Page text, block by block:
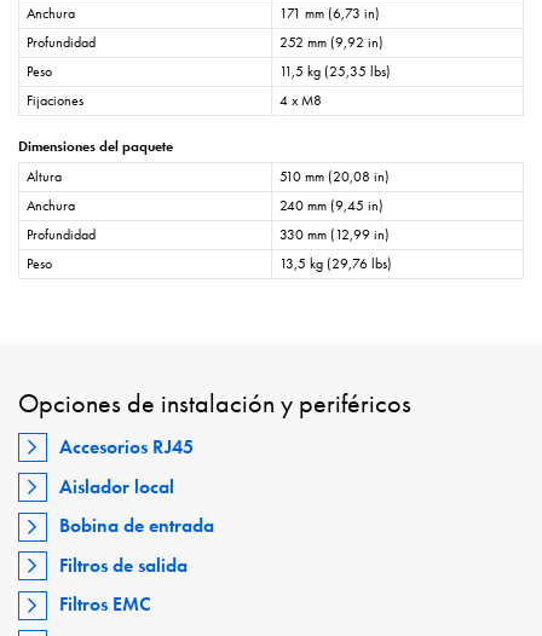
Anchura
171 mm (6,73 in)
Profundidad
252 mm (9,92 in)
Peso
11,5 kg (25,35 lbs)
Fijaciones
4 x M8
Dimensiones del paquete
Altura
510 mm (20,08 in)
Anchura
240 mm (9,45 in)
Profundidad
330 mm (12,99 in)
Peso
13,5 kg (29,76 lbs)
Opciones de instalación y periféricos
Accesorios RJ45
Aislador local
Bobina de entrada
Filtros de salida
Filtros EMC